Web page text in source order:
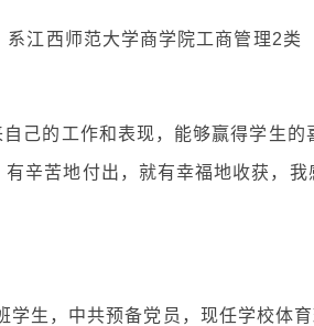
江西师范大学商学院工商管理2类
己的工作和表现，能够赢得学生的
辛苦地付出，就有幸福地收获，我
生，中共预备党员，现任学校体